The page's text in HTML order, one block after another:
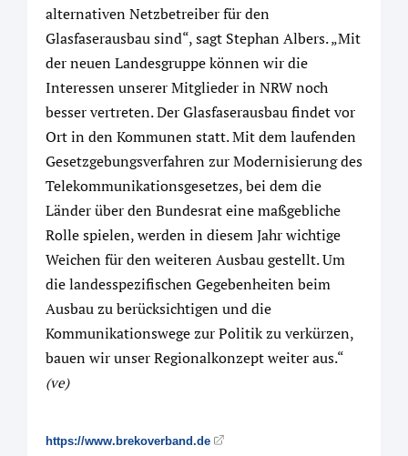
alternativen Netzbetreiber für den
Glasfaserausbau sind“, sagt Stephan Albers. „Mit
der neuen Landesgruppe können wir die
Interessen unserer Mitglieder in NRW noch
besser vertreten. Der Glasfaserausbau findet vor
Ort in den Kommunen statt. Mit dem laufenden
Gesetzgebungsverfahren zur Modernisierung des
Telekommunikationsgesetzes, bei dem die
Länder über den Bundesrat eine maßgebliche
Rolle spielen, werden in diesem Jahr wichtige
Weichen für den weiteren Ausbau gestellt. Um
die landesspezifischen Gegebenheiten beim
Ausbau zu berücksichtigen und die
Kommunikationswege zur Politik zu verkürzen,
bauen wir unser Regionalkonzept weiter aus.“
(ve)
https://www.brekoverband.de